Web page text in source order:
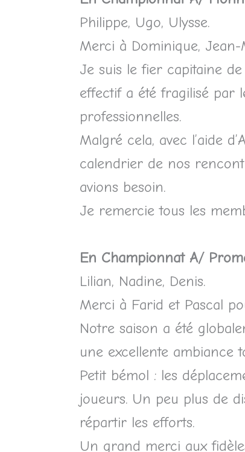
Philippe, Ugo, Ulysse.
Merci à Dominique, Jean-
Je suis le fier capitaine
effectif a été fragilisé par
professionnelles.
Malgré cela, avec l’aide
calendrier de nos
avions besoin.
Je remercie tous les
En Championnat A/
Lilian, Nadine, Denis.
Merci à Farid et Pascal
Notre saison a été
une excellente ambiance
Petit bémol : les
joueurs. Un peu plus de
répartir les efforts.
Un grand merci aux